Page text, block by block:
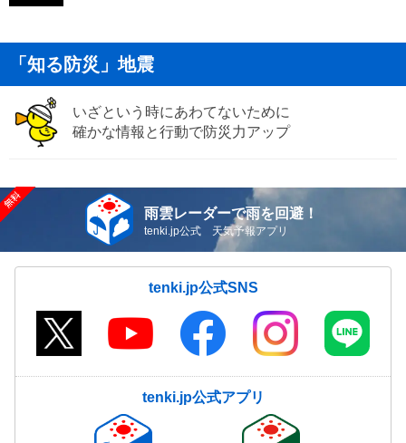
「知る防災」地震
いざという時にあわてないために
確かな情報と行動で防災力アップ
雨雲レーダーで雨を回避！
tenki.jp公式 天気予報アプリ
tenki.jp公式SNS
tenki.jp公式アプリ